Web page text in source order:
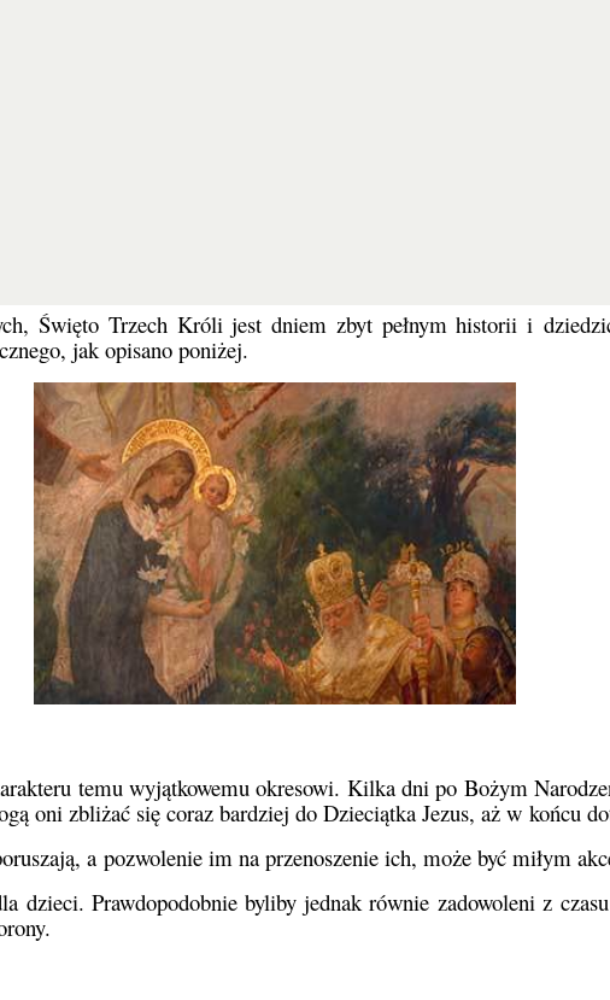
dlatego Święto Trzech Króli obchodzone jest 12 dni po Bożym
Wschodzie i w niektórych kościołach zachodnich, jeszcze
było ono odpowiednikiem Bożego Narodzenia (25
oraz ukoronowaniem czasu Bożego Narodzenia.
reprezentującym rasę żydowską, zostaje objawiony Mędrcom,
prowadzą oni za sobą wszystkie narody ziemi, a zatem Epifania
Święto Trzech Króli jest dniem zbyt pełnym historii i
jak opisano poniżej.
temu wyjątkowemu okresowi. Kilka dni po Bożym
oni zbliżać się coraz bardziej do Dzieciątka Jezus, aż w końcu
a pozwolenie im na przenoszenie ich, może być miłym
dzieci. Prawdopodobnie byliby jednak równie zadowoleni z